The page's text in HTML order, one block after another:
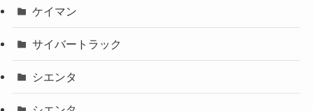
ケイマン
サイバートラック
シエンタ